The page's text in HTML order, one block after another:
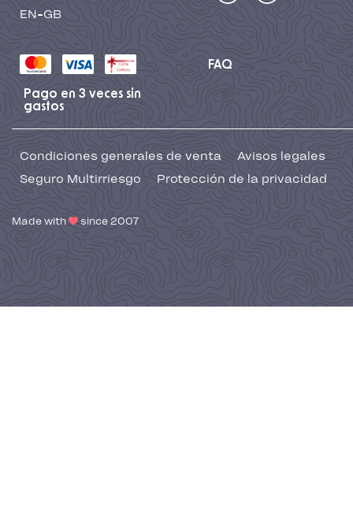
EN-GB
FAQ
Pago en 3 veces sin
gastos
Condiciones generales de venta
Avisos legales
Seguro Multirriesgo
Protección de la privacidad
Made with since 2007